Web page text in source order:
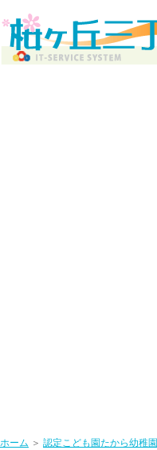
ホーム ＞ 認定こども園たから幼稚園